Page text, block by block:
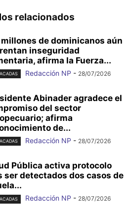
relacionados
de dominicanos aún
inseguridad
afirma la Fuerza...
Redacción NP - 28/07/2026
Abinader agradece el
del sector
afirma
de...
Redacción NP - 28/07/2026
Pública activa protocolo
ser detectados dos casos de
Redacción NP - 28/07/2026